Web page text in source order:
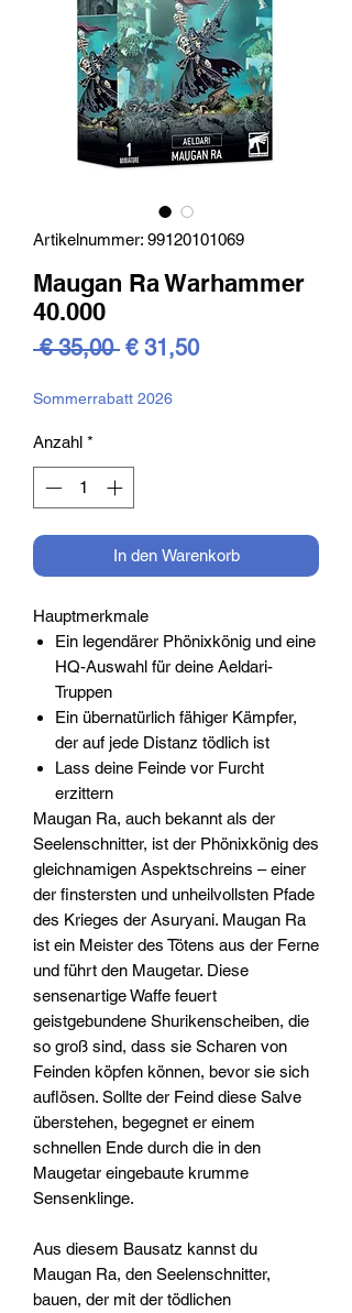
Artikelnummer: 99120101069
Maugan Ra Warhammer
40.000
€ 35,00 Standardpreis
€ 31,50Sale-
Sommerrabatt 2026
Anzahl *
In den Warenkorb
Hauptmerkmale
Ein legendärer Phönixkönig und eine
HQ-Auswahl für deine Aeldari-
Truppen
Ein übernatürlich fähiger Kämpfer,
der auf jede Distanz tödlich ist
Lass deine Feinde vor Furcht
erzittern
Maugan Ra, auch bekannt als der
Seelenschnitter, ist der Phönixkönig des
gleichnamigen Aspektschreins – einer
der finstersten und unheilvollsten Pfade
des Krieges der Asuryani. Maugan Ra
ist ein Meister des Tötens aus der Ferne
und führt den Maugetar. Diese
sensenartige Waffe feuert
geistgebundene Shurikenscheiben, die
so groß sind, dass sie Scharen von
Feinden köpfen können, bevor sie sich
auflösen. Sollte der Feind diese Salve
überstehen, begegnet er einem
schnellen Ende durch die in den
Maugetar eingebaute krumme
Sensenklinge.
Aus diesem Bausatz kannst du
Maugan Ra, den Seelenschnitter,
bauen, der mit der tödlichen